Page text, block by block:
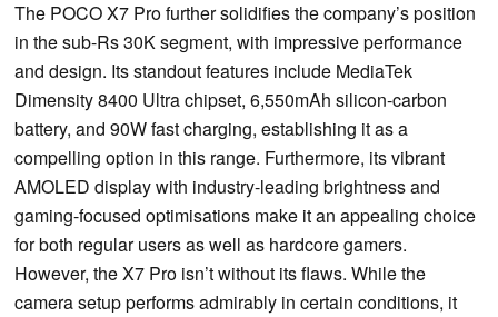
The POCO X7 Pro further solidifies the company’s position
in the sub-Rs 30K segment, with impressive performance
and design. Its standout features include MediaTek
Dimensity 8400 Ultra chipset, 6,550mAh silicon-carbon
battery, and 90W fast charging, establishing it as a
compelling option in this range. Furthermore, its vibrant
AMOLED display with industry-leading brightness and
gaming-focused optimisations make it an appealing choice
for both regular users as well as hardcore gamers.
However, the X7 Pro isn’t without its flaws. While the
camera setup performs admirably in certain conditions, it